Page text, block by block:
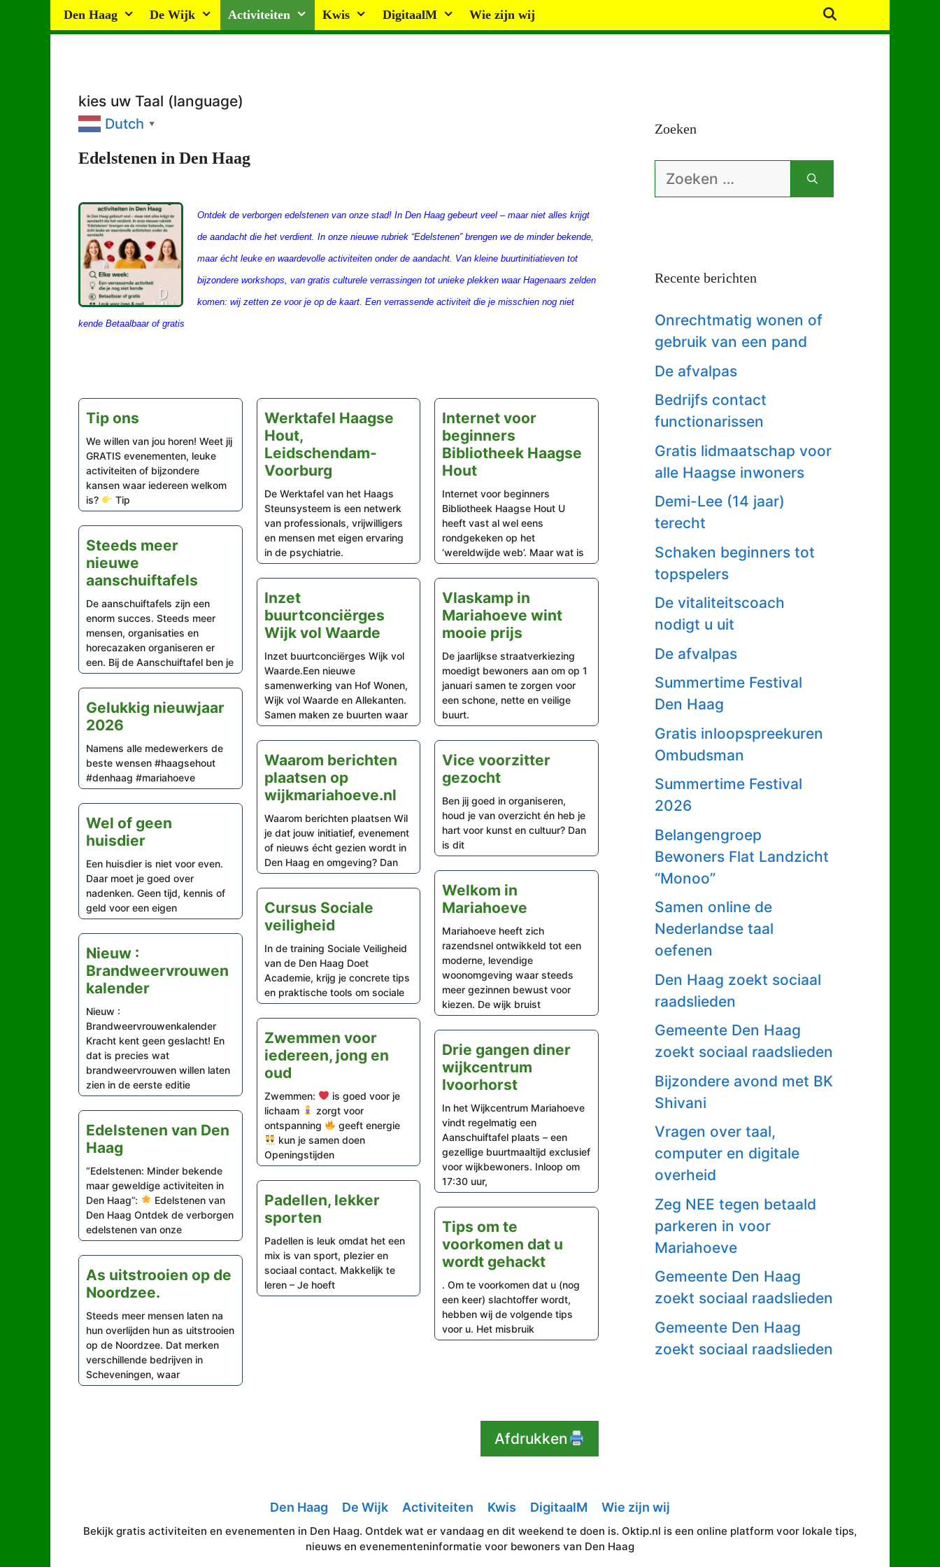
Den Haag De Wijk Activiteiten Kwis DigitaalM Wie zijn wij
kies uw Taal (language)
Dutch ▼
Edelstenen in Den Haag
Ontdek de verborgen edelstenen van onze stad! In Den Haag gebeurt veel – maar niet alles krijgt
de aandacht die het verdient. In onze nieuwe rubriek “Edelstenen” brengen we de minder bekende,
maar écht leuke en waardevolle activiteiten onder de aandacht. Van kleine buurtinitiatieven tot
bijzondere workshops, van gratis culturele verrassingen tot unieke plekken waar Hagenaars zelden
komen: wij zetten ze voor je op de kaart. Een verrassende activiteit die je misschien nog niet
kende Betaalbaar of gratis
Tip ons
We willen van jou horen! Weet jij
GRATIS evenementen, leuke
activiteiten of bijzondere
kansen waar iedereen welkom
is?
Tip
Werktafel Haagse
Hout,
Leidschendam-
Voorburg
De Werktafel van het Haags
Steunsysteem is een netwerk
van professionals, vrijwilligers
en mensen met eigen ervaring
in de psychiatrie.
Internet voor
beginners
Bibliotheek Haagse
Hout
Internet voor beginners
Bibliotheek Haagse Hout U
heeft vast al wel eens
rondgekeken op het
‘wereldwijde web’. Maar wat is
Steeds meer
nieuwe
aanschuiftafels
De aanschuiftafels zijn een
enorm succes. Steeds meer
mensen, organisaties en
horecazaken organiseren er
een. Bij de Aanschuiftafel ben je
Inzet
buurtconciërges
Wijk vol Waarde
Inzet buurtconciërges Wijk vol
Waarde.Een nieuwe
samenwerking van Hof Wonen,
Wijk vol Waarde en Allekanten.
Samen maken ze buurten waar
Vlaskamp in
Mariahoeve wint
mooie prijs
De jaarlijkse straatverkiezing
moedigt bewoners aan om op 1
januari samen te zorgen voor
een schone, nette en veilige
buurt.
Gelukkig nieuwjaar
2026
Namens alle medewerkers de
beste wensen #haagsehout
#denhaag #mariahoeve
Waarom berichten
plaatsen op
wijkmariahoeve.nl
Waarom berichten plaatsen Wil
je dat jouw initiatief, evenement
of nieuws écht gezien wordt in
Den Haag en omgeving? Dan
Vice voorzitter
gezocht
Ben jij goed in organiseren,
houd je van overzicht én heb je
hart voor kunst en cultuur? Dan
is dit
Wel of geen
huisdier
Een huisdier is niet voor even.
Daar moet je goed over
nadenken. Geen tijd, kennis of
geld voor een eigen
Cursus Sociale
veiligheid
In de training Sociale Veiligheid
van de Den Haag Doet
Academie, krijg je concrete tips
en praktische tools om sociale
Welkom in
Mariahoeve
Mariahoeve heeft zich
razendsnel ontwikkeld tot een
moderne, levendige
woonomgeving waar steeds
meer gezinnen bewust voor
kiezen. De wijk bruist
Nieuw :
Brandweervrouwen
kalender
Nieuw :
Brandweervrouwenkalender
Kracht kent geen geslacht! En
dat is precies wat
brandweervrouwen willen laten
zien in de eerste editie
Zwemmen voor
iedereen, jong en
oud
Zwemmen:
is goed voor je
lichaam
zorgt voor
ontspanning
geeft energie
kun je samen doen
Openingstijden
Drie gangen diner
wijkcentrum
Ivoorhorst
In het Wijkcentrum Mariahoeve
vindt regelmatig een
Aanschuiftafel plaats – een
gezellige buurtmaaltijd exclusief
voor wijkbewoners. Inloop om
17:30 uur,
Edelstenen van Den
Haag
“Edelstenen: Minder bekende
maar geweldige activiteiten in
Den Haag”:
Edelstenen van
Den Haag Ontdek de verborgen
edelstenen van onze
Padellen, lekker
sporten
Padellen is leuk omdat het een
mix is van sport, plezier en
sociaal contact. Makkelijk te
leren – Je hoeft
Tips om te
voorkomen dat u
wordt gehackt
. Om te voorkomen dat u (nog
een keer) slachtoffer wordt,
hebben wij de volgende tips
voor u. Het misbruik
As uitstrooien op de
Noordzee.
Steeds meer mensen laten na
hun overlijden hun as uitstrooien
op de Noordzee. Dat merken
verschillende bedrijven in
Scheveningen, waar
Afdrukken
Zoeken
Zoek
naar:
Recente berichten
Onrechtmatig wonen of
gebruik van een pand
De afvalpas
Bedrijfs contact
functionarissen
Gratis lidmaatschap voor
alle Haagse inwoners
Demi-Lee (14 jaar)
terecht
Schaken beginners tot
topspelers
De vitaliteitscoach
nodigt u uit
De afvalpas
Summertime Festival
Den Haag
Gratis inloopspreekuren
Ombudsman
Summertime Festival
2026
Belangengroep
Bewoners Flat Landzicht
“Monoo”
Samen online de
Nederlandse taal
oefenen
Den Haag zoekt sociaal
raadslieden
Gemeente Den Haag
zoekt sociaal raadslieden
Bijzondere avond met BK
Shivani
Vragen over taal,
computer en digitale
overheid
Zeg NEE tegen betaald
parkeren in voor
Mariahoeve
Gemeente Den Haag
zoekt sociaal raadslieden
Gemeente Den Haag
zoekt sociaal raadslieden
Den Haag De Wijk Activiteiten Kwis DigitaalM Wie zijn wij
Bekijk gratis activiteiten en evenementen in Den Haag. Ontdek wat er vandaag en dit weekend te doen is. Oktip.nl is een online platform voor lokale tips,
nieuws en evenementeninformatie voor bewoners van Den Haag